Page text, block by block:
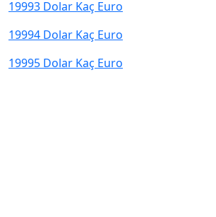
19993 Dolar Kaç Euro
19994 Dolar Kaç Euro
19995 Dolar Kaç Euro